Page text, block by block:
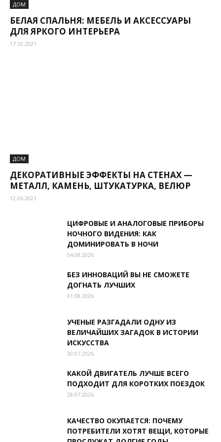
ДОМ
БЕЛАЯ СПАЛЬНЯ: МЕБЕЛЬ И АКСЕССУАРЫ
ДЛЯ ЯРКОГО ИНТЕРЬЕРА
17.10.2021
ДОМ
ДЕКОРАТИВНЫЕ ЭФФЕКТЫ НА СТЕНАХ —
МЕТАЛЛ, КАМЕНЬ, ШТУКАТУРКА, ВЕЛЮР
12.06.2021
ЦИФРОВЫЕ И АНАЛОГОВЫЕ ПРИБОРЫ
НОЧНОГО ВИДЕНИЯ: КАК
ДОМИНИРОВАТЬ В НОЧИ
04.08.2026
БЕЗ ИННОВАЦИЙ ВЫ НЕ СМОЖЕТЕ
ДОГНАТЬ ЛУЧШИХ
01.08.2026
УЧЕНЫЕ РАЗГАДАЛИ ОДНУ ИЗ
ВЕЛИЧАЙШИХ ЗАГАДОК В ИСТОРИИ
ИСКУССТВА
30.07.2026
КАКОЙ ДВИГАТЕЛЬ ЛУЧШЕ ВСЕГО
ПОДХОДИТ ДЛЯ КОРОТКИХ ПОЕЗДОК
28.07.2026
КАЧЕСТВО ОКУПАЕТСЯ: ПОЧЕМУ
ПОТРЕБИТЕЛИ ХОТЯТ ВЕЩИ, КОТОРЫЕ